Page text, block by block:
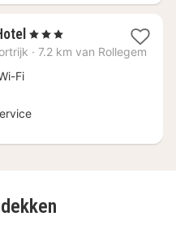
1
nacht
, 3 Sterren
· 7.2 km van Rollegem
Fi